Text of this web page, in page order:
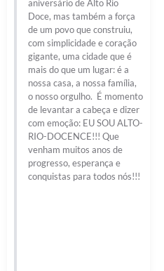
aniversário de Alto Rio
Doce, mas também a força
de um povo que construiu,
com simplicidade e coração
gigante, uma cidade que é
mais do que um lugar: é a
nossa casa, a nossa família,
o nosso orgulho. É momento
de levantar a cabeça e dizer
com emoção: EU SOU ALTO-
RIO-DOCENCE!!! Que
venham muitos anos de
progresso, esperança e
conquistas para todos nós!!!